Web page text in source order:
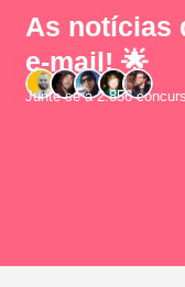
As notícias
e-mail! 🌟
Junte-se a 2.856